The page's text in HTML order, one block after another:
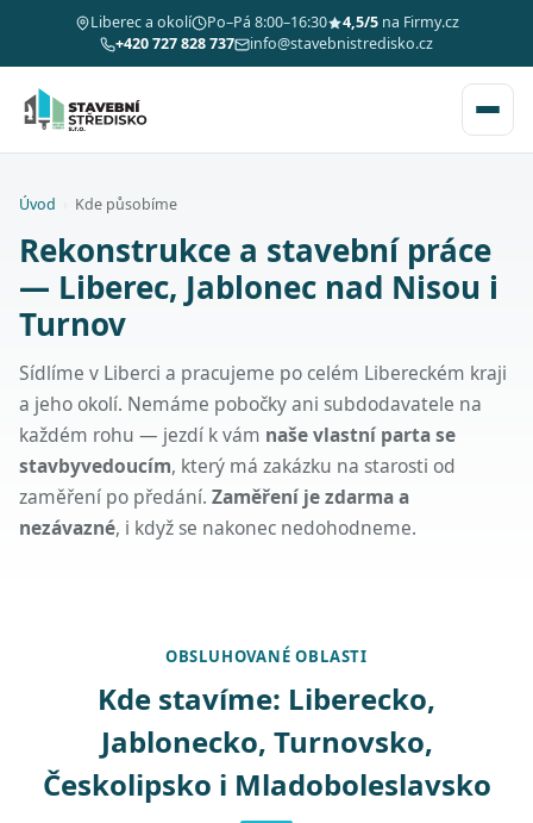
Liberec a okolí Po–Pá 8:00–16:30 4,5/5na Firmy.cz
+420 727 828 737
info@stavebnistredisko.cz
Úvod Kde působíme
Rekonstrukce a stavební práce
— Liberec, Jablonec nad Nisou i
Turnov
Sídlíme v Liberci a pracujeme po celém Libereckém kraji
a jeho okolí. Nemáme pobočky ani subdodavatele na
každém rohu — jezdí k vám naše vlastní parta se
stavbyvedoucím, který má zakázku na starosti od
zaměření po předání. Zaměření je zdarma a
nezávazné, i když se nakonec nedohodneme.
OBSLUHOVANÉ OBLASTI
Kde stavíme: Liberecko,
Jablonecko, Turnovsko,
Českolipsko i Mladoboleslavsko